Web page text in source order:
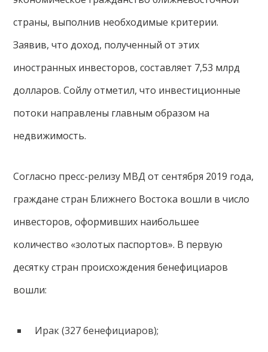
страны, выполнив необходимые критерии.
Заявив, что доход, полученный от этих
иностранных инвесторов, составляет 7,53 млрд
долларов. Сойлу отметил, что инвестиционные
потоки направлены главным образом на
недвижимость.
Согласно пресс-релизу МВД от сентября 2019 года,
граждане стран Ближнего Востока вошли в число
инвесторов, оформивших наибольшее
количество «золотых паспортов». В первую
десятку стран происхождения бенефициаров
вошли:
Ирак (327 бенефициаров);